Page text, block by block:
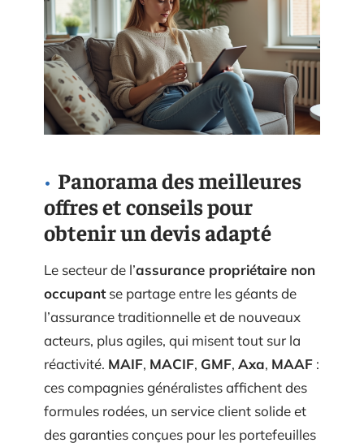
Panorama des meilleures
offres et conseils pour
obtenir un devis adapté
Le secteur de l’assurance propriétaire non
occupantse partage entre les géants de
l’assurance traditionnelle et de nouveaux
acteurs, plus agiles, qui misent tout sur la
réactivité. MAIF, MACIF, GMF, Axa, MAAF :
ces compagnies généralistes affichent des
formules rodées, un service client solide et
des garanties conçues pour les portefeuilles